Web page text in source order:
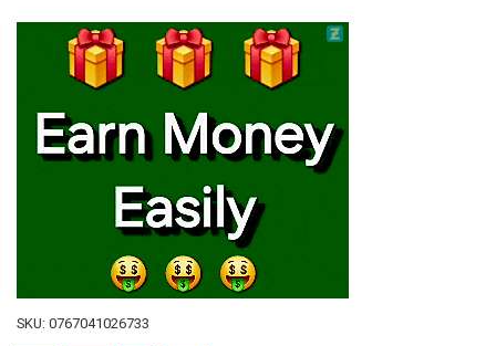
SKU: 0767041026733